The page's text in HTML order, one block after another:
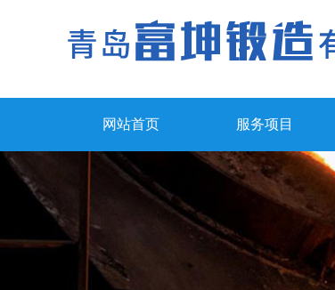
网站首页 服务项目